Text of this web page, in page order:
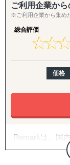
商品認証届（
輸出・物流：
輸出入代行、
展示会出展支
代行）、商談
新規アプロー
ご利用企業か
※ご利用企業から集め
総合評価
★★
★★
価格
Remarkは、国
ナルが集まる東
文化も経験も